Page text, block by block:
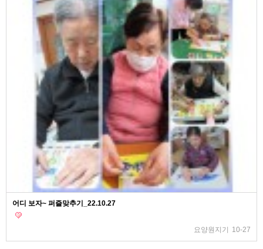
어디 보자~ 퍼즐맞추기_22.10.27
요양원지기 10-27